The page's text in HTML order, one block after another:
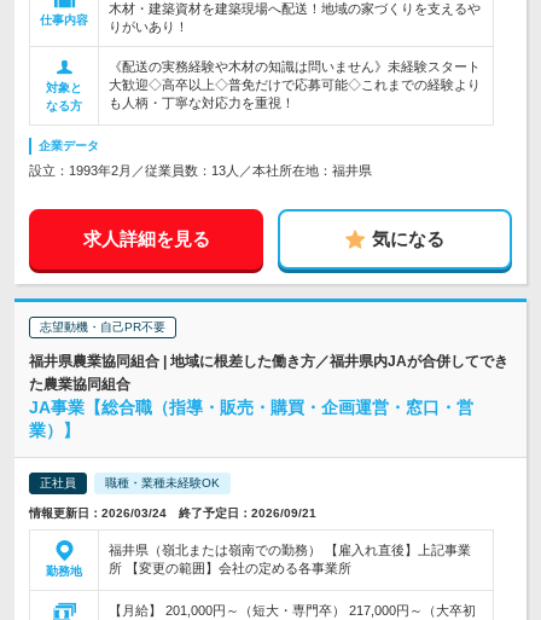
仕事内容
木材・建築資材を建築現場へ配送！地域の家づくりを支えるや
りがいあり！
対象と
なる方
《配送の実務経験や木材の知識は問いません》未経験スタート
大歓迎◇高卒以上◇普免だけで応募可能◇これまでの経験より
も人柄・丁寧な対応力を重視！
企業データ
設立：1993年2月／従業員数：13人／本社所在地：福井県
求人詳細を見る 気になる
志望動機・自己PR不要
福井県農業協同組合 | 地域に根差した働き方／福井県内JAが合併してでき
た農業協同組合
JA事業【総合職（指導・販売・購買・企画運営・窓口・営
業）】
正社員 職種・業種未経験OK
情報更新日：2026/03/24 終了予定日：2026/09/21
勤務地
福井県（嶺北または嶺南での勤務） 【雇入れ直後】上記事業
所 【変更の範囲】会社の定める各事業所
【月給】 201,000円～（短大・専門卒） 217,000円～（大卒初